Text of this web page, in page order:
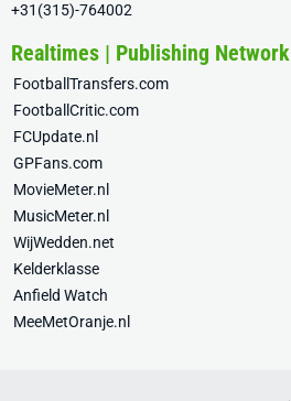
+31(315)-764002
Realtimes | Publishing Network
FootballTransfers.com
FootballCritic.com
FCUpdate.nl
GPFans.com
MovieMeter.nl
MusicMeter.nl
WijWedden.net
Kelderklasse
Anfield Watch
MeeMetOranje.nl